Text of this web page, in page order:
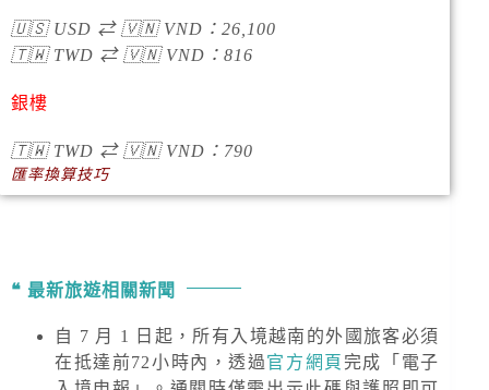
🇺🇸USD ⇄ 🇻🇳VND ： 26,100
🇹🇼TWD ⇄ 🇻🇳VND ： 816
銀樓
🇹🇼TWD ⇄ 🇻🇳VND ：790
匯率換算技巧
最新旅遊相關新聞
自 7 月 1 日起，所有入境越南的外國旅客必須
在抵達前72小時內，透過官方網頁 完成「電子